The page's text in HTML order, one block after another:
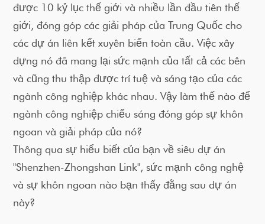
được 10 kỷ lục thế giới và nhiều lần đầu tiên thế
giới, đóng góp các giải pháp của Trung Quốc cho
các dự án liên kết xuyên biển toàn cầu. Việc xây
dựng nó đã mang lại sức mạnh của tất cả các bên
và cũng thu thập được trí tuệ và sáng tạo của các
ngành công nghiệp khác nhau. Vậy làm thế nào để
ngành công nghiệp chiếu sáng đóng góp sự khôn
ngoan và giải pháp của nó?
Thông qua sự hiểu biết của bạn về siêu dự án
"Shenzhen-Zhongshan Link", sức mạnh công nghệ
và sự khôn ngoan nào bạn thấy đằng sau dự án
này?